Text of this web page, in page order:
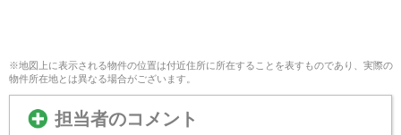
※地図上に表示される物件の位置は付近住所に所在することを表すものであり、実際の
物件所在地とは異なる場合がございます。
担当者のコメント